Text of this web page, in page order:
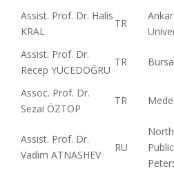
Assist. Prof. Dr. Halis
KRAL
TR
Assist. Prof. Dr.
Recep YÜCEDOĞRU
TR
Assoc. Prof. Dr.
Sezai ÖZTOP
TR
Assist. Prof. Dr.
Vadim ATNASHEV
RU